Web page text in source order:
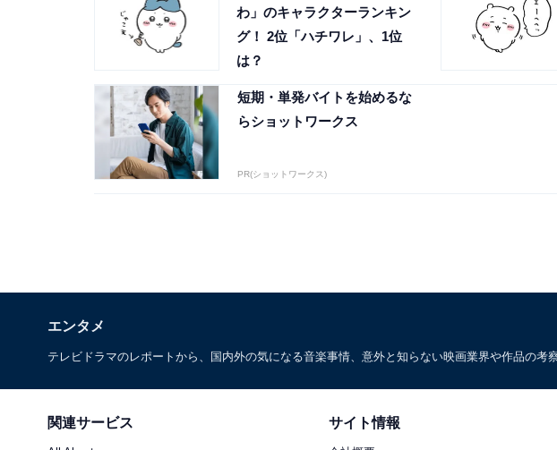
わ」のキャラクターランキン
グ！ 2位「ハチワレ」、1位
は？
短期・単発バイトを始めるな
らショットワークス
PR(ショットワークス)
エンタメ
テレビドラマのレポートから、国内外の気になる音楽事情、意外と知らない映画業界や作品の
関連サービス サイト情報